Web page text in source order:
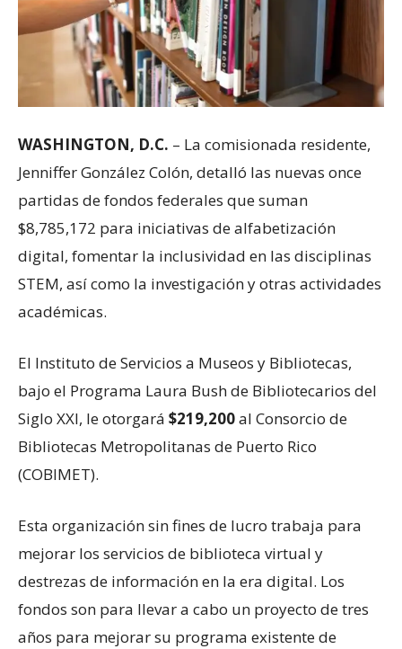
WASHINGTON, D.C. – La comisionada residente,
Jenniffer González Colón, detalló las nuevas once
partidas de fondos federales que suman
$8,785,172 para iniciativas de alfabetización
digital, fomentar la inclusividad en las disciplinas
STEM, así como la investigación y otras actividades
académicas.
El Instituto de Servicios a Museos y Bibliotecas,
bajo el Programa Laura Bush de Bibliotecarios del
Siglo XXI, le otorgará $219,200al Consorcio de
Bibliotecas Metropolitanas de Puerto Rico
(COBIMET).
Esta organización sin fines de lucro trabaja para
mejorar los servicios de biblioteca virtual y
destrezas de información en la era digital. Los
fondos son para llevar a cabo un proyecto de tres
años para mejorar su programa existente de